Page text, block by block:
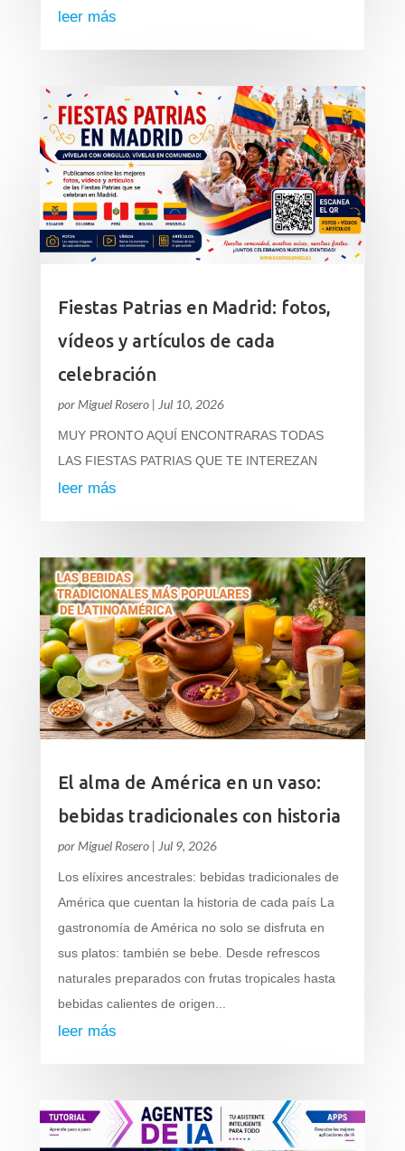
leer más
Fiestas Patrias en Madrid: fotos,
vídeos y artículos de cada
celebración
por Miguel Rosero| Jul 10, 2026
MUY PRONTO AQUÍ ENCONTRARAS TODAS
LAS FIESTAS PATRIAS QUE TE INTEREZAN
leer más
El alma de América en un vaso:
bebidas tradicionales con historia
por Miguel Rosero| Jul 9, 2026
Los elíxires ancestrales: bebidas tradicionales de
América que cuentan la historia de cada país La
gastronomía de América no solo se disfruta en
sus platos: también se bebe. Desde refrescos
naturales preparados con frutas tropicales hasta
bebidas calientes de origen...
leer más